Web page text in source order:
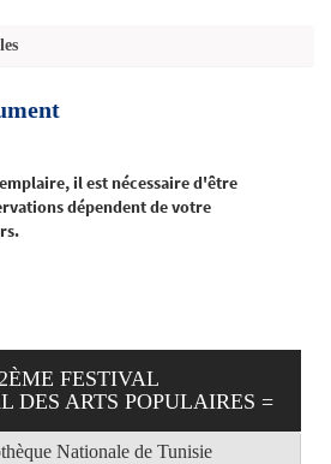
il est nécessaire d'être
dépendent de votre
FESTIVAL
DES ARTS POPULAIRES =
Nationale de Tunisie